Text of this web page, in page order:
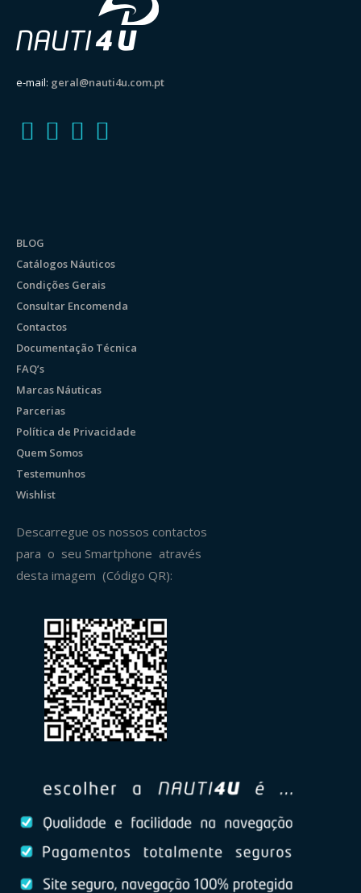
e-mail: geral@nauti4u.com.pt
BLOG
Catálogos Náuticos
Condições Gerais
Consultar Encomenda
Contactos
Documentação Técnica
FAQ’s
Marcas Náuticas
Parcerias
Política de Privacidade
Quem Somos
Testemunhos
Wishlist
Descarregue os nossos contactos
para o seu Smartphone através
desta imagem (Código QR):